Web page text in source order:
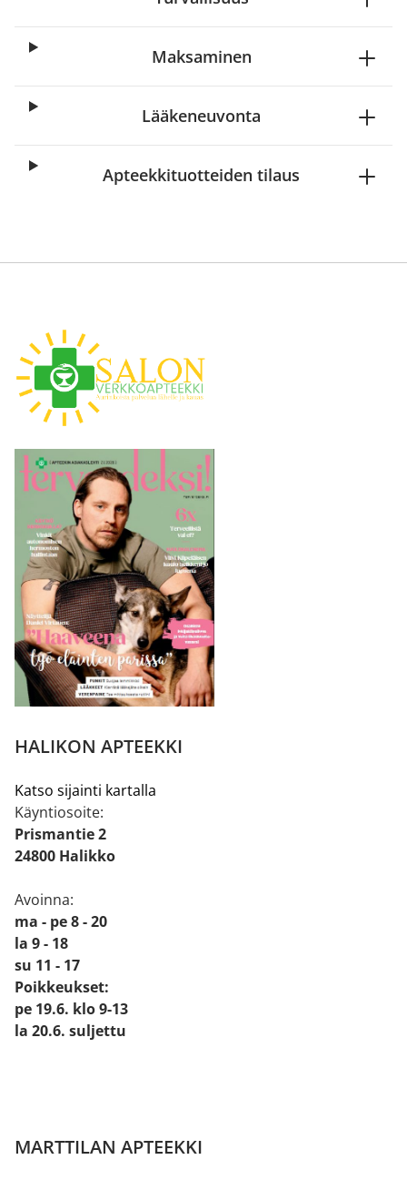
Maksaminen
Lääkeneuvonta
Apteekkituotteiden tilaus
HALIKON APTEEKKI
Katso sijainti kartalla
Käyntiosoite:
Prismantie 2
24800 Halikko
Avoinna:
ma - pe 8 - 20
la 9 - 18
su 11 - 17
Poikkeukset:
pe 19.6. klo 9-13
la 20.6. suljettu
MARTTILAN APTEEKKI